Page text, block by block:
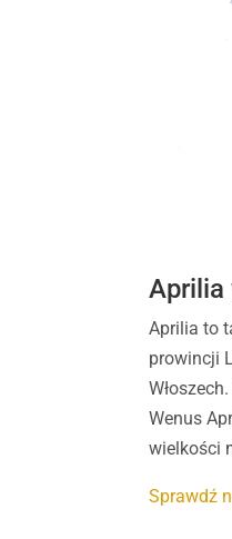
Aprilia
Aprilia to
prowincji
Włoszech.
Wenus
wielkości
Sprawdź